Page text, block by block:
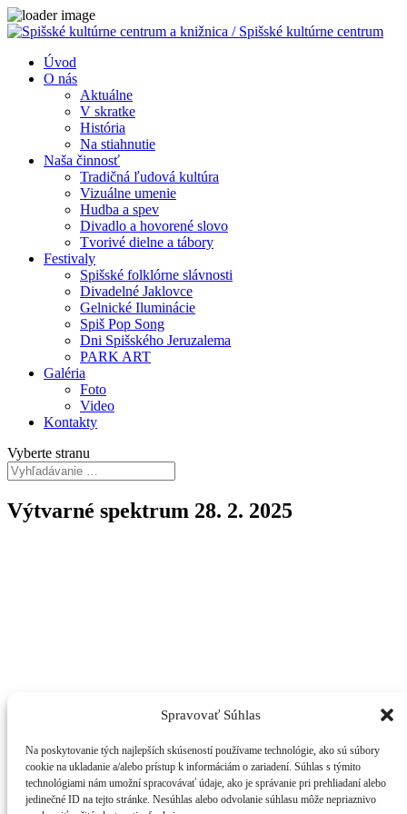
Spravovať Súhlas
Na poskytovanie tých najlepších skúseností používame technológie, ako sú súbory
cookie na ukladanie a/alebo prístup k informáciám o zariadení. Súhlas s týmito
technológiami nám umožní spracovávať údaje, ako je správanie pri prehliadaní alebo
jedinečné ID na tejto stránke. Nesúhlas alebo odvolanie súhlasu môže nepriaznivo
Close
Úvod
O nás
Aktuálne
V skratke
História
Na stiahnutie
Naša činnosť
Tradičná ľudová kultúra
Vizuálne umenie
Hudba a spev
Divadlo a hovorené slovo
Tvorivé dielne a tábory
Festivaly
Spišské folklórne slávnosti
Divadelné Jaklovce
Gelnické Iluminácie
Spiš Pop Song
Dni Spišského Jeruzalema
PARK ART
Galéria
Foto
Video
Kontakty
Vyberte stranu
Výtvarné spektrum 28. 2. 2025
Viac podujatí v Košickom kraji nájdete na www.podujatiaksk.sk